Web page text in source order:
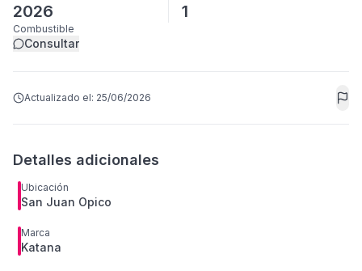
2026 1
Combustible
Consultar
Actualizado el: 25/06/2026
Detalles adicionales
Ubicación
San Juan Opico
Marca
Katana